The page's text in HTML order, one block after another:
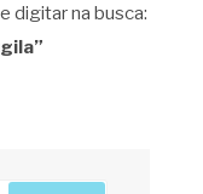
digitar na busca: